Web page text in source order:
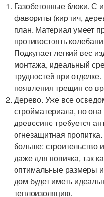
Газобетонные блоки. С
фавориты (кирпич,
план. Материал умеет
противостоять
Подкупает легкий вес
монтажа, идеальный
трудностей при
появления трещин со
Дерево. Уже все
стройматериала, но
древесине требуется
огнезащитная
больше: строительство
даже для новичка, так
оптимальные размеры
дом будет иметь
теплоизоляцию.